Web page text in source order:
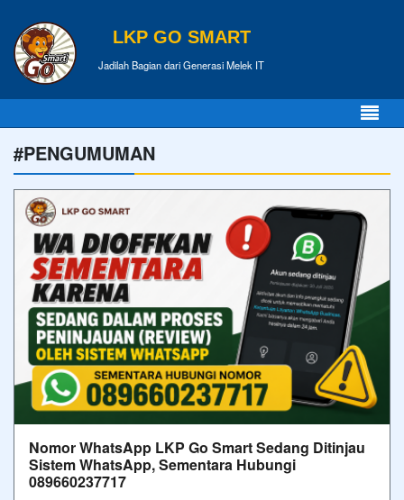
LKP GO SMART
Jadilah Bagian dari Generasi Melek IT
#PENGUMUMAN
Nomor WhatsApp LKP Go Smart Sedang Ditinjau
Sistem WhatsApp, Sementara Hubungi
089660237717